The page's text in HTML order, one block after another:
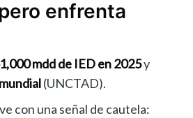
enfrenta
mdd de IED en 2025y
(UNCTAD).
con una señal de cautela: